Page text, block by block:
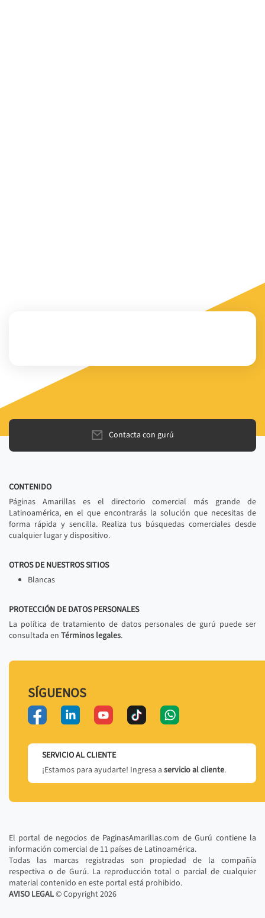
Contacta con gurú
CONTENIDO
Páginas Amarillas es el directorio comercial más grande de
Latinoamérica, en el que encontrarás la solución que necesitas de
forma rápida y sencilla. Realiza tus búsquedas comerciales desde
cualquier lugar y dispositivo.
OTROS DE NUESTROS SITIOS
Blancas
PROTECCIÓN DE DATOS PERSONALES
La política de tratamiento de datos personales de gurú puede ser
consultada en Términos legales.
SÍGUENOS
SERVICIO AL CLIENTE
¡Estamos para ayudarte! Ingresa a servicio al cliente.
El portal de negocios de PaginasAmarillas.com de Gurú contiene la
información comercial de 11 países de Latinoamérica.
Todas las marcas registradas son propiedad de la compañía
respectiva o de Gurú. La reproducción total o parcial de cualquier
material contenido en este portal está prohibido.
AVISO LEGAL© Copyright2026